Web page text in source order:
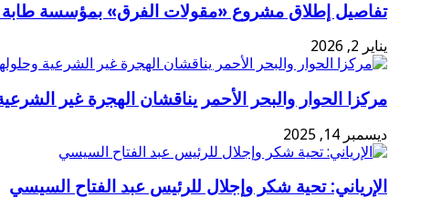
تفاصيل إطلاق مشروع «مقولات الفرق» بمؤسسة طابة
يناير 2, 2026
مركزا الحوار والبحر الأحمر يناقشان الهجرة غير
ديسمبر 14, 2025
الإرياني: تحية شكر وإجلال للرئيس عبد الفتاح السيسي